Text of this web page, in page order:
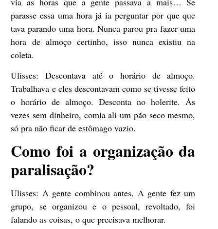
parasse essa uma hora já ia perguntar por que que
tava parando uma hora. Nunca parou pra fazer uma
hora de almoço certinho, isso nunca existiu na
coleta.
Ulisses: Descontava até o horário de almoço.
Trabalhava e eles descontavam como se tivesse feito
o horário de almoço. Desconta no holerite. Às
vezes sem dinheiro, comia ali um pão seco mesmo,
só pra não ficar de estômago vazio.
Como foi a organização da
paralisação?
Ulisses: A gente combinou antes. A gente fez um
grupo, se organizou e o pessoal, revoltado, foi
falando as coisas, o que precisava melhorar.